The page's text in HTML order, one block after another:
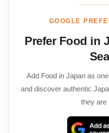
GOOGLE
Prefer Food in
Add Food in Japan as
and discover authentic
they are